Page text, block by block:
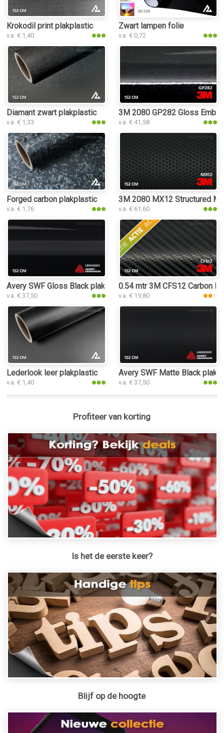
Krokodil print plakplastic
v.a. € 1,40
Zwart lampen folie
v.a. € 0,72
Diamant zwart plakplastic
v.a. € 1,33
3M 2080 GP282 Gloss
v.a. € 41,58
Forged carbon plakplastic
v.a. € 1,76
3M 2080 MX12 Structured
v.a. € 61,60
Avery SWF Gloss Black plakplastic
v.a. € 37,50
0.54 mtr 3M CFS12 Carbon
v.a. € 19,80
Lederlook leer plakplastic
v.a. € 1,40
Avery SWF Matte Black
v.a. € 37,50
Profiteer van korting
Is het de eerste keer?
Blijf op de hoogte